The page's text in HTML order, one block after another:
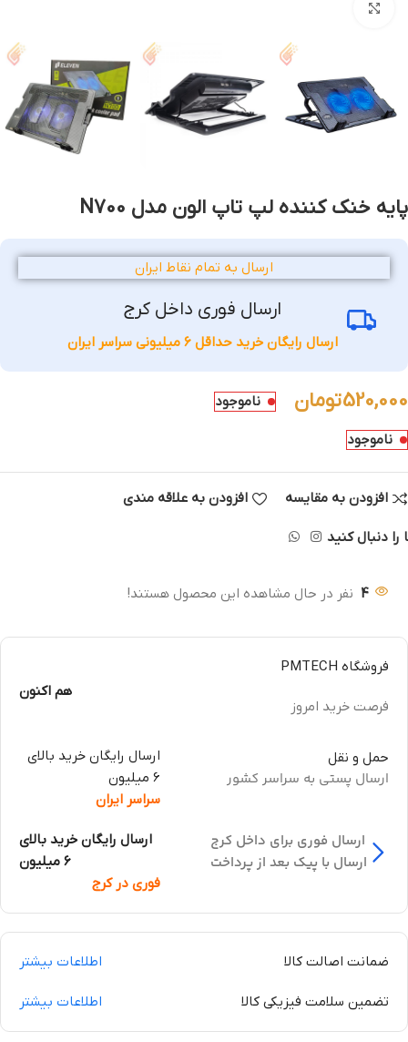
پایه خنک کننده لپ تاپ الون مدل N700
ارسال به تمام نقاط ایران
ارسال فوری داخل کرج
ارسال رایگان خرید حداقل 6 میلیونی سراسر ایران
520,000تومان ناموجود
ناموجود
افزودن به مقایسه افزودن به علاقه مندی
را دنبال کنید
4 نفر در حال مشاهده این محصول هستند!
فروشگاه PMTECH
فرصت خرید امروز
هم اکنون
حمل و نقل
ارسال پستی به سراسر کشور
ارسال رایگان خرید بالای
6 میلیون
سراسر ایران
ارسال فوری برای داخل کرج
ارسال با پیک بعد از پرداخت
ارسال رایگان خرید بالای
6 میلیون
فوری در کرج
ضمانت اصالت کالا اطلاعات بیشتر
تضمین سلامت فیزیکی کالا اطلاعات بیشتر